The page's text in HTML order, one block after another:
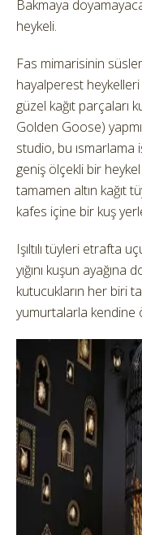
Bakmaya
heykeli.
Fas mimarisinin
hayalperest
güzel kağıt parçaları
Golden Goose)
studio, bu ısmarlama
geniş ölçekli bir heykel
tamamen altın kağıt
kafes içine bir kuş
Işıltılı tüyleri etrafta
yığını kuşun ayağına
kutucukların her biri
yumurtalarla kendine